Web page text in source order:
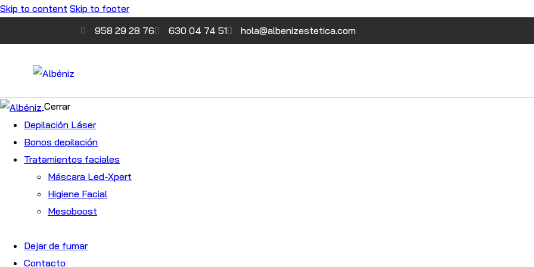
Skip to content Skip to footer
958 29 28 76
630 04 74 51 hola@albenizestetica.com
Cerrar
Depilación Láser
Bonos depilación
Tratamientos faciales
Máscara Led-Xpert
Higiene Facial
Mesoboost
Dejar de fumar
Contacto